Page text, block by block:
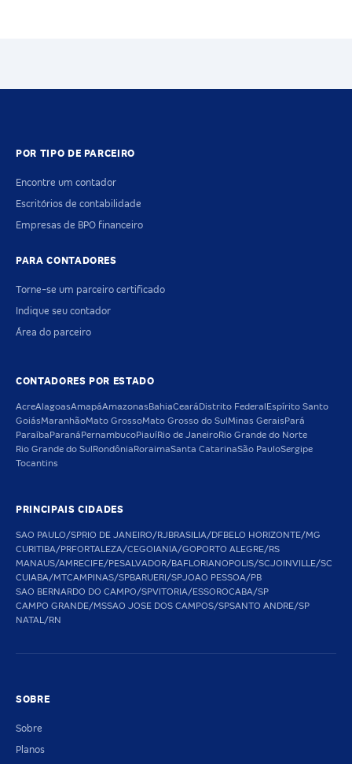
POR TIPO DE PARCEIRO
Encontre um contador
Escritórios de contabilidade
Empresas de BPO financeiro
PARA CONTADORES
Torne-se um parceiro certificado
Indique seu contador
Área do parceiro
CONTADORES POR ESTADO
AcreAlagoasAmapáAmazonas BahiaCeará Distrito Federal Espírito Santo
GoiásMaranhãoMato GrossoMato Grosso do Sul Minas Gerais Pará
Paraíba Paraná PernambucoPiauíRio de JaneiroRio Grande do Norte
Rio Grande do Sul Rondônia RoraimaSanta CatarinaSão PauloSergipe
Tocantins
PRINCIPAIS CIDADES
SAO PAULO/SPRIO DE JANEIRO/RJBRASILIA/DFBELO HORIZONTE/MG
CURITIBA/PRFORTALEZA/CEGOIANIA/GOPORTO ALEGRE/RS
MANAUS/AMRECIFE/PESALVADOR/BAFLORIANOPOLIS/SCJOINVILLE/SC
CUIABA/MTCAMPINAS/SPBARUERI/SPJOAO PESSOA/PB
SAO BERNARDO DO CAMPO/SPVITORIA/ESSOROCABA/SP
CAMPO GRANDE/MSSAO JOSE DOS CAMPOS/SPSANTO ANDRE/SP
NATAL/RN
SOBRE
Sobre
Planos